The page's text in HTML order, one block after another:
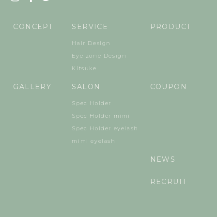
CONCEPT SERVICE
Hair Design
Eye zone Design
Kitsuke
PRODUCT
GALLERY SALON
Spec Holder
Spec Holder mimi
Spec Holder eyelash
mimi eyelash
COUPON
NEWS
RECRUIT